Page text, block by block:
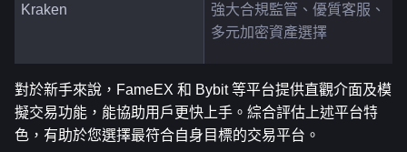
Kraken
強大合規監管、優質客服、
多元加密資產選擇
對於新手來說，FameEX 和 Bybit 等平台提供直觀介面及模
擬交易功能，能協助用戶更快上手。綜合評估上述平台特
色，有助於您選擇最符合自身目標的交易平台。